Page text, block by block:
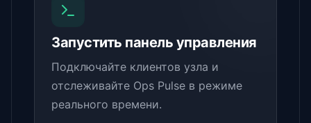
Запустить панель управления
Подключайте клиентов узла и
отслеживайте Ops Pulse в режиме
реального времени.